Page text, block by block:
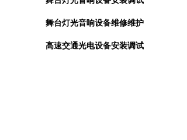
舞台灯光音响设备维修维护
高速交通光电设备安装调试